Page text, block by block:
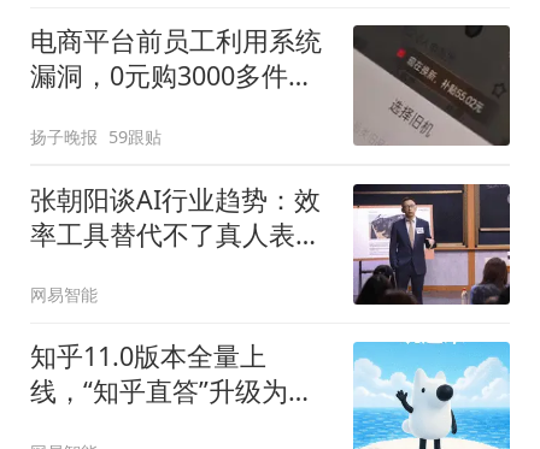
电商平台前员工利用系统
漏洞，0元购3000多件家
扬子晚报 59跟贴
张朝阳谈AI行业趋势：效
率工具替代不了真人表达
网易智能
知乎11.0版本全量上
线，“知乎直答”升级为智